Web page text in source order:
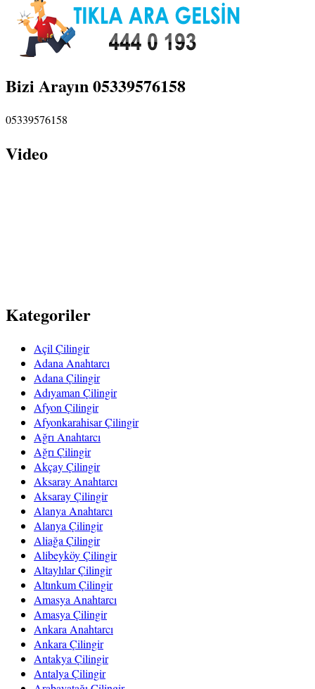
Bizi Arayın 05339576158
05339576158
Video
Kategoriler
Açil Çilingir
Adana Anahtarcı
Adana Çilingir
Adıyaman Çilingir
Afyon Çilingir
Afyonkarahisar Çilingir
Ağrı Anahtarcı
Ağrı Çilingir
Akçay Çilingir
Aksaray Anahtarcı
Aksaray Çilingir
Alanya Anahtarcı
Alanya Çilingir
Aliağa Çilingir
Alibeyköy Çilingir
Altaylılar Çilingir
Altınkum Çilingir
Amasya Anahtarcı
Amasya Çilingir
Ankara Anahtarcı
Ankara Çilingir
Antakya Çilingir
Antalya Çilingir